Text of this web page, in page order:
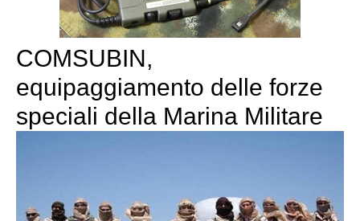
COMSUBIN,
equipaggiamento delle forze
speciali della Marina Militare